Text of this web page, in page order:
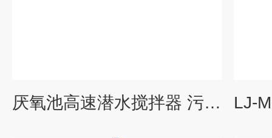
厌氧池高速潜水搅拌器 污泥搅拌机